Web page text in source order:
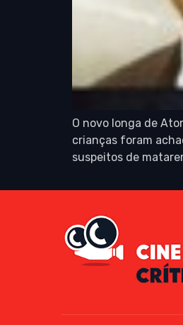
O novo longa de
crianças foram
suspeitos de